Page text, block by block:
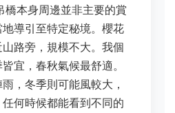
橋本身周邊並非主要的賞
導引至特定秘境。櫻花
路旁，規模不大。我個
宜，春秋氣候最舒適。
，冬季則可能風較大，
何時候都能看到不同的